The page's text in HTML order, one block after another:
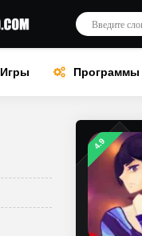
Игры Программы
4.9